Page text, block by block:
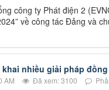
công ty Phát điện 2
về công tác Đảng và
khai nhiều giải pháp
AM Đã xem: 3100